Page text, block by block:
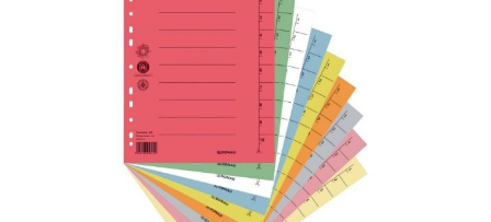
Varianten
auf.
Die
Optionen
können
auf
der
Produktseite
gewählt